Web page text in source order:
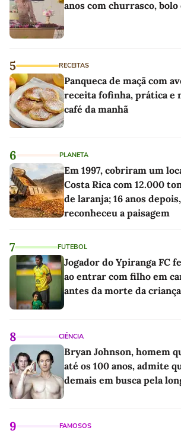
anos com churrasco,
5 RECEITAS
Panqueca de maçã com
receita fofinha, prática e
café da manhã
6 PLANETA
Em 1997, cobriram um
Costa Rica com 12.000
de laranja; 16 anos
reconheceu a paisagem
7 FUTEBOL
Jogador do Ypiranga FC
ao entrar com filho em
antes da morte da criança
8 CIÊNCIA
Bryan Johnson, homem
até os 100 anos, admite
demais em busca pela
9 FAMOSOS